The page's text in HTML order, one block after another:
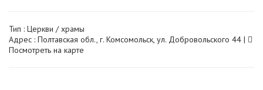
Тип : Церкви / храмы
Адрес : Полтавская обл., г. Комсомольск, ул. Добровольского 44 |
Посмотреть на карте